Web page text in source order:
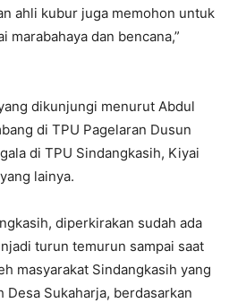
ahli kubur juga memohon untuk
marabahaya dan bencana,”
dikunjungi menurut Abdul
di TPU Pagelaran Dusun
di TPU Sindangkasih, Kiyai
lainya.
diperkirakan sudah ada
turun temurun sampai saat
masyarakat Sindangkasih yang
Desa Sukaharja, berdasarkan